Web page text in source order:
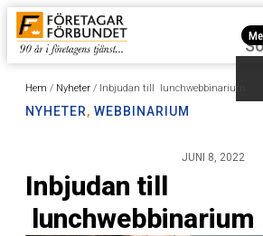
Hem / Nyheter / Inbjudan till lunchwebbinarium
NYHETER, WEBBINARIUM
JUNI 8, 2022
Inbjudan till
lunchwebbinarium